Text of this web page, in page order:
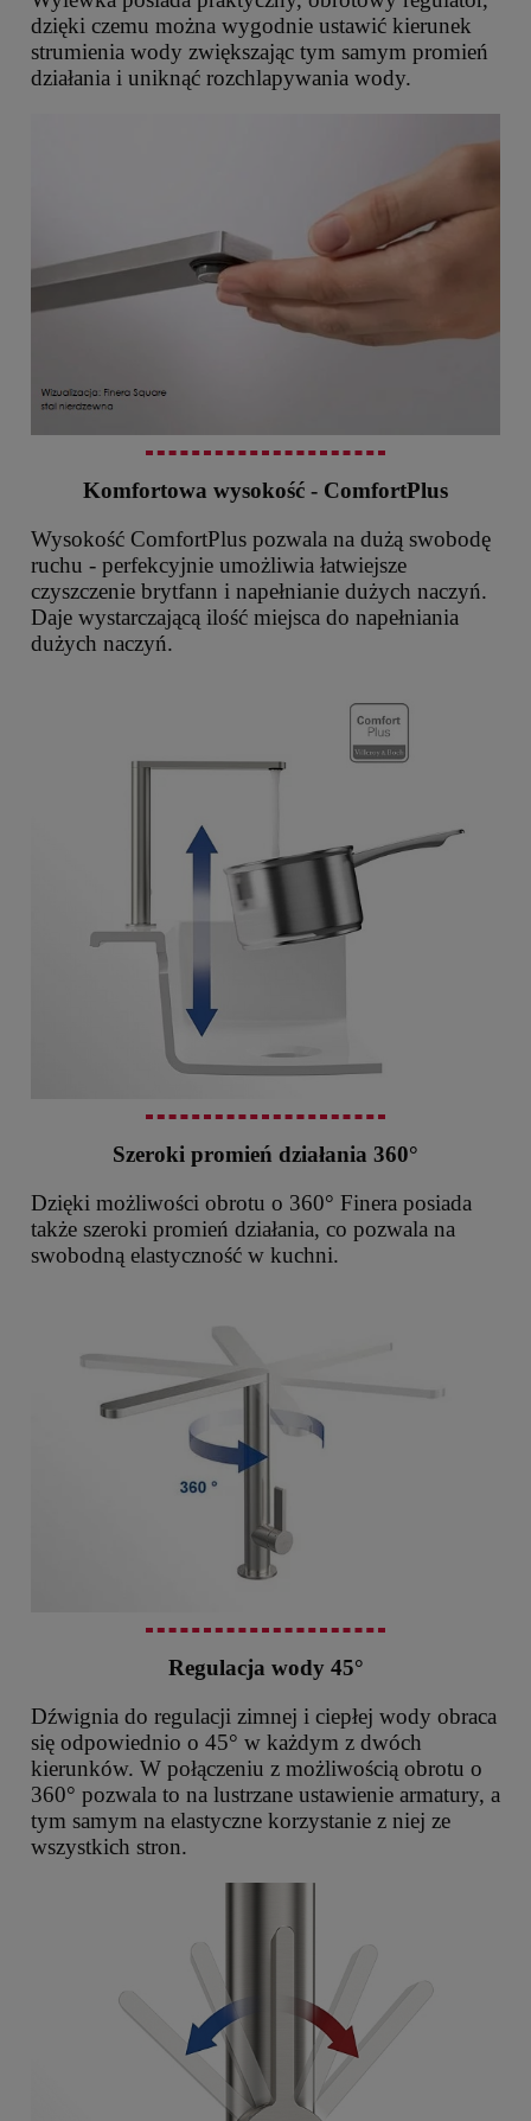
dzięki czemu można wygodnie ustawić kierunek
strumienia wody zwiększając tym samym promień
działania i uniknąć rozchlapywania wody.
Komfortowa wysokość - ComfortPlus
Wysokość ComfortPlus pozwala na dużą swobodę
ruchu - perfekcyjnie umożliwia łatwiejsze
czyszczenie brytfann i napełnianie dużych naczyń.
Daje wystarczającą ilość miejsca do napełniania
dużych naczyń.
Szeroki promień działania 360°
Dzięki możliwości obrotu o 360° Finera posiada
także szeroki promień działania, co pozwala na
swobodną elastyczność w kuchni.
Regulacja wody 45°
Dźwignia do regulacji zimnej i ciepłej wody obraca
się odpowiednio o 45° w każdym z dwóch
kierunków. W połączeniu z możliwością obrotu o
360° pozwala to na lustrzane ustawienie armatury, a
tym samym na elastyczne korzystanie z niej ze
wszystkich stron.